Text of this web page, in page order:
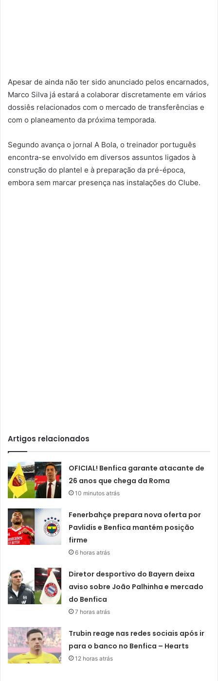
Apesar de ainda não ter sido anunciado pelos encarnados,
Marco Silva já estará a colaborar discretamente em vários
dossiês relacionados com o mercado de transferências e
com o planeamento da próxima temporada.
Segundo avança o jornal A Bola, o treinador português
encontra-se envolvido em diversos assuntos ligados à
construção do plantel e à preparação da pré-época,
embora sem marcar presença nas instalações do Clube.
Artigos relacionados
OFICIAL! Benfica garante atacante de
26 anos que chega da Roma
10 minutos atrás
Fenerbahçe prepara nova oferta por
Pavlidis e Benfica mantém posição
firme
6 horas atrás
Diretor desportivo do Bayern deixa
aviso sobre João Palhinha e mercado
do Benfica
7 horas atrás
Trubin reage nas redes sociais após ir
para o banco no Benfica – Hearts
12 horas atrás